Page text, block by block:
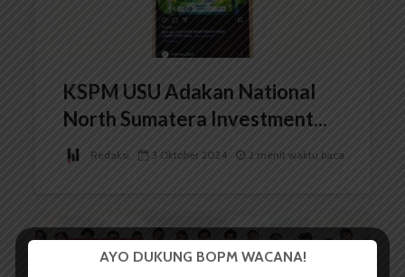
KSPM USU Adakan National
North Sumatera Investment...
Redaksi 3 Oktober 2024 2 menit waktu baca
AYO DUKUNG BOPM WACANA!